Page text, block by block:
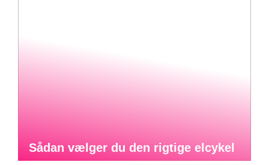
Sådan vælger du den rigtige elcykel